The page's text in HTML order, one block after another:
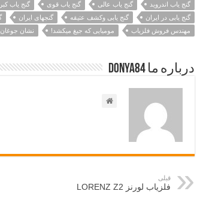
گنج یاب اندروید
گنج یاب عالی گنج یاب قوی گنج یاب
گنج یابی در ایران
گنج یابی وکشف عتیقه گنجهای ایران
مهندس فروش فلزیاب
مومیایی که جیغ میکشد! نشان جوغان
درباره ما Donya84
قبلی
فلزیاب لورنز LORENZ Z2